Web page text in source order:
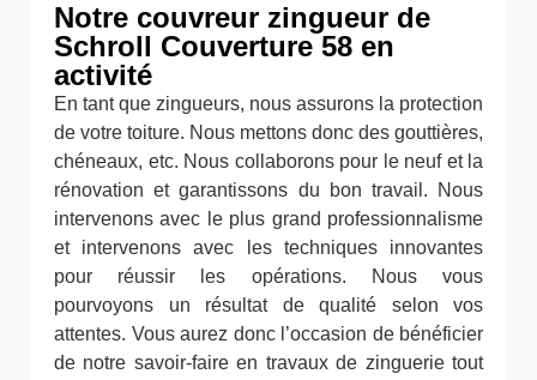
Notre couvreur zingueur de
Schroll Couverture 58 en
activité
En tant que zingueurs, nous assurons la protection
de votre toiture. Nous mettons donc des gouttières,
chéneaux, etc. Nous collaborons pour le neuf et la
rénovation et garantissons du bon travail. Nous
intervenons avec le plus grand professionnalisme
et intervenons avec les techniques innovantes
pour réussir les opérations. Nous vous
pourvoyons un résultat de qualité selon vos
attentes. Vous aurez donc l’occasion de bénéficier
de notre savoir-faire en travaux de zinguerie tout